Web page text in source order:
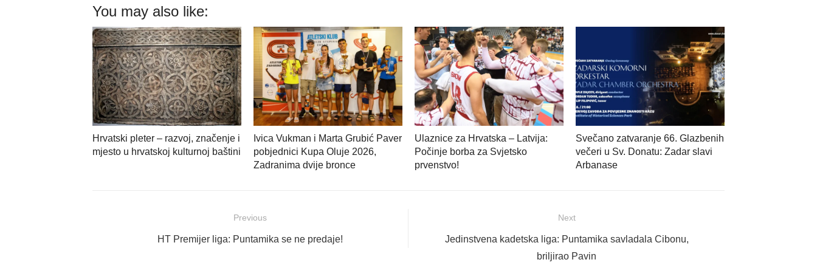
You may also like:
Hrvatski pleter – razvoj, značenje i
mjesto u hrvatskoj kulturnoj baštini
Ivica Vukman i Marta Grubić Paver
pobjednici Kupa Oluje 2026,
Zadranima dvije bronce
Ulaznice za Hrvatska – Latvija:
Počinje borba za Svjetsko
prvenstvo!
Svečano zatvaranje 66. Glazbenih
večeri u Sv. Donatu: Zadar slavi
Arbanase
Previous
Previous
HT Premijer liga: Puntamika se ne predaje!
Next
NextJedinstvena kadetska liga: Puntamika savladala Cibonu,
briljirao Pavin